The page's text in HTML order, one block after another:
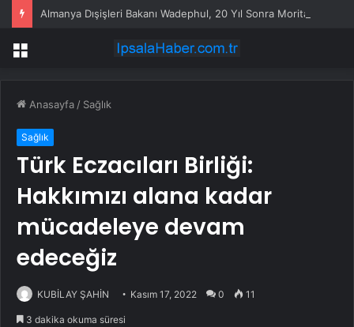
Menü
Anasayfa / Sağlık
Sağlık
Türk Eczacıları Birliği:
Hakkımızı alana kadar
mücadeleye devam
edeceğiz
KUBİLAY ŞAHİN Kasım 17, 2022 0 11
3 dakika okuma süresi